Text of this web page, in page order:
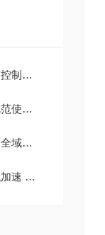
运维要点
指南
受底线
展机遇